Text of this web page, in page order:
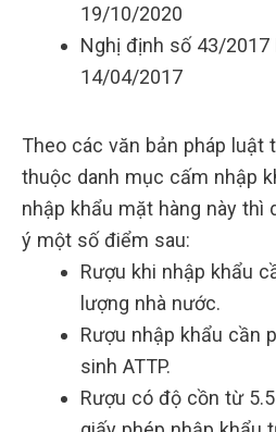
19/10/2020
Nghị định số 43/2017
14/04/2017
Theo các văn bản pháp luật
thuộc danh mục cấm nhập
nhập khẩu mặt hàng này thì
ý một số điểm sau:
Rượu khi nhập khẩu
lượng nhà nước.
Rượu nhập khẩu cần
sinh ATTP.
Rượu có độ cồn từ